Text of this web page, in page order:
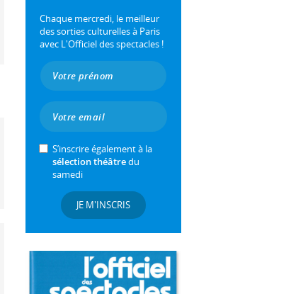
Chaque mercredi, le meilleur
des sorties culturelles à Paris
avec L'Officiel des spectacles !
S’inscrire également à la
sélection théâtredu
samedi
JE M'INSCRIS